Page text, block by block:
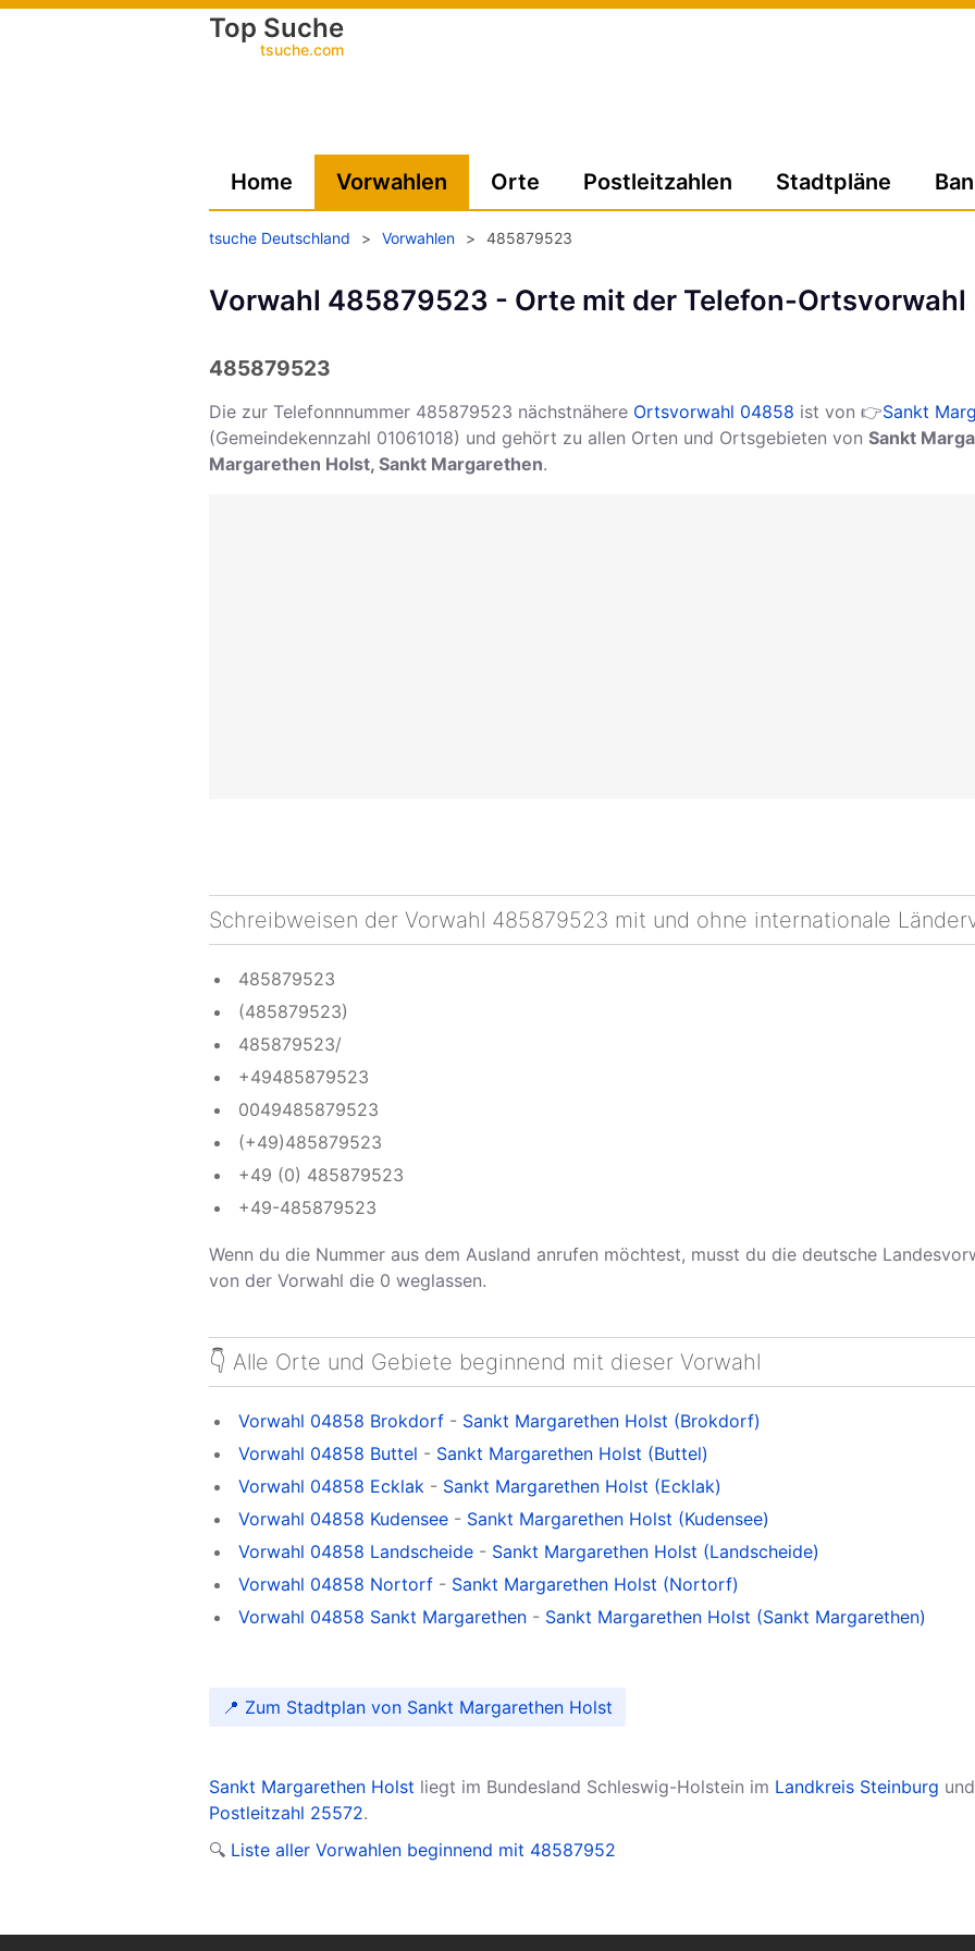
Top Suche
tsuche.com
Home Vorwahlen Orte Postleitzahlen Stadtpläne
tsuche Deutschland > Vorwahlen > 485879523
Vorwahl 485879523 - Orte mit der Telefon-Ortsvorwahl
485879523
Die zur Telefonnnummer 485879523 nächstnähere Ortsvorwahl 04858 ist von 👉Sankt
(Gemeindekennzahl 01061018) und gehört zu allen Orten und Ortsgebieten von Sankt
Margarethen Holst, Sankt Margarethen.
Schreibweisen der Vorwahl 485879523 mit und ohne internationale
485879523
(485879523)
485879523/
+49485879523
0049485879523
(+49)485879523
+49 (0) 485879523
+49-485879523
Wenn du die Nummer aus dem Ausland anrufen möchtest, musst du die deutsche
von der Vorwahl die 0 weglassen.
👇 Alle Orte und Gebiete beginnend mit dieser Vorwahl
Vorwahl 04858 Brokdorf - Sankt Margarethen Holst (Brokdorf)
Vorwahl 04858 Buttel - Sankt Margarethen Holst (Buttel)
Vorwahl 04858 Ecklak - Sankt Margarethen Holst (Ecklak)
Vorwahl 04858 Kudensee - Sankt Margarethen Holst (Kudensee)
Vorwahl 04858 Landscheide - Sankt Margarethen Holst (Landscheide)
Vorwahl 04858 Nortorf - Sankt Margarethen Holst (Nortorf)
Vorwahl 04858 Sankt Margarethen - Sankt Margarethen Holst (Sankt Margarethen)
📍 Zum Stadtplan von Sankt Margarethen Holst
Sankt Margarethen Holst liegt im Bundesland Schleswig-Holstein im Landkreis Steinburg
Postleitzahl 25572.
🔍 Liste aller Vorwahlen beginnend mit 48587952